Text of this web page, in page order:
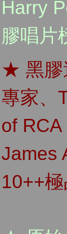
Harry
膠唱片
★ 黑膠
專家、
of
James
10++